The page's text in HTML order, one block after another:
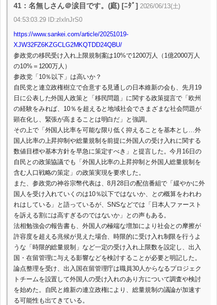
41：名無しさん＠涙目です。(庭) [ﾆﾀﾞ] 2026/06/13(土)
04:53:03.29 ID:zIxlnJrS0
https://www.sankei.com/article/20251019-
XJW32FZ6KZGCLG2MKQTDD24QBU/
参政党の移民受け入れ上限規制案は10%で1200万人（1億2000万人
の10%＝1200万人）
参政党「10％以下」は高いか？
自民党と連立政権樹立で合意する見通しの日本維新の会も、先月19
日に公表した外国人政策と「移民問題」に関する政策提言で「欧州
の経験をみれば、10％を超えると地域社会でさまざまな社会問題が
顕在化し、緊張が高まることは明白だ」と強調。
その上で「外国人比率を可能な限り低く抑えることを基本とし…外
国人比率の上昇抑制や総量規制を前提に外国人の受け入れに関する
数値目標や基本方針を早急に策定すべき」と提言した。今月16日の
自民との政策協議でも「外国人比率の上昇抑制と外国人総量規制を
含む人口戦略の策定」の政策実現を要求した。
また、参政党の神谷宗幣代表は、8月28日の配信番組で「緩やかに外
国人を受け入れていくのは10％以下ではないか、との概算をわれわ
れはしている」と語っているが、SNSなどでは「日本人ファースト
を訴える割には高すぎるのではないか」との声もある。
法相勉強会の報告書も、外国人の極端な増加により社会との摩擦が
許容度を超える兆候が見えた場合、時限的に受け入れ制限を行うよ
うな「時限的総量規制」など一定の受け入れ上限数を設定し、出入
国・在留管理に与える影響などを検討することが必要と明記した。
論点整理を受け、出入国在留管理庁は職員30人からなるプロジェク
トチームを設置して外国人の受け入れのあり方について調査や検討
を始めた。自民と維新の連立政権により、総量規制の議論が加速す
る可能性も出てきている。